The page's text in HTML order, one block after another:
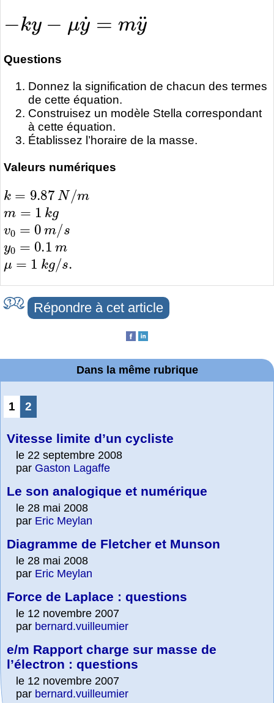
k =
Questions
Donnez la signification de chacun des termes
de cette équation.
Construisez un modèle Stella correspondant
à cette équation.
Établissez l’horaire de la masse.
Valeurs numériques
k 9.87 N/ m
m
k g
v0 m/ s
y0 0.1
m
μ= kg/s
Répondre à cet article
Dans la même rubrique
1 2
Vitesse limite d’un cycliste
le 22 septembre 2008
par Gaston Lagaffe
Le son analogique et numérique
le 28 mai 2008
par Eric Meylan
Diagramme de Fletcher et Munson
le 28 mai 2008
par Eric Meylan
Force de Laplace : questions
le 12 novembre 2007
par bernard.vuilleumier
e/m Rapport charge sur masse de
l’électron : questions
le 12 novembre 2007
par bernard.vuilleumier